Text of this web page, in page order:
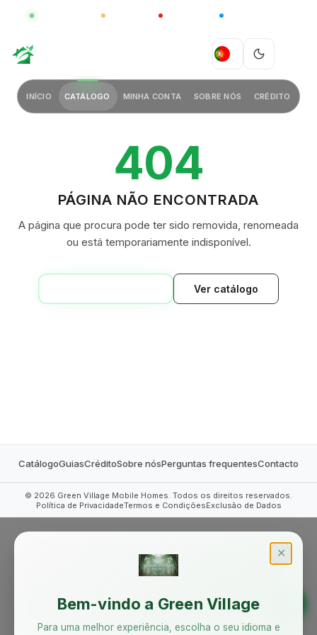
GLOBAL CHINA
PT
INÍCIO CATÁLOGO MINHA CONTA SOBRE NÓS CRÉDITO
404
PÁGINA NÃO ENCONTRADA
A página que procura pode ter sido removida, renomeada
ou está temporariamente indisponível.
Ver catálogo
CatálogoGuiasCréditoSobre nósPerguntas frequentesContacto
© 2026 Green Village Mobile Homes. Todos os direitos reservados.
Política de PrivacidadeTermos e CondiçõesExclusão de Dados
✕
Bem-vindo a Green Village
Para uma melhor experiência, escolha o seu idioma e